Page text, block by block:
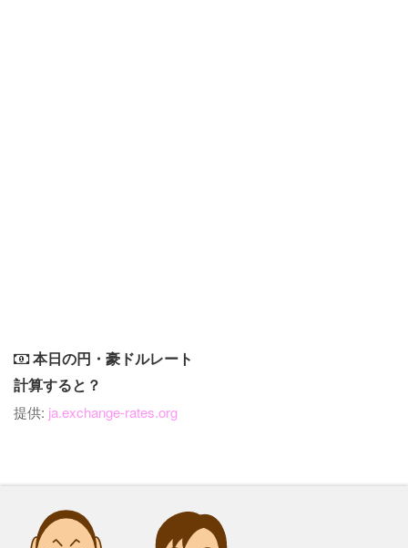
本日の円・豪ドルレート
計算すると？
提供: ja.exchange-rates.org